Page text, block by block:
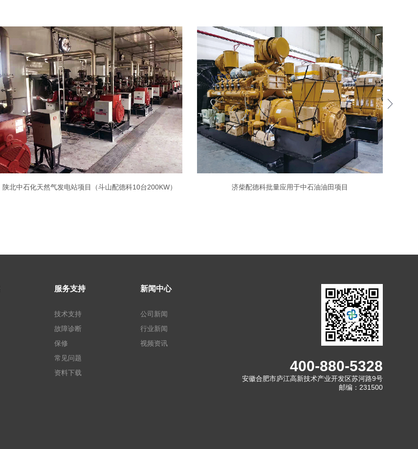
陕北中石化天然气发电站项目（斗山配德科10台200KW） 济柴配德科批量应用于中石油油田项目
服务支持
技术支持
故障诊断
保修
常见问题
资料下载
新闻中心
公司新闻
行业新闻
视频资讯
400-880-5328
安徽合肥市庐江高新技术产业开发区苏河路9号
邮编：231500